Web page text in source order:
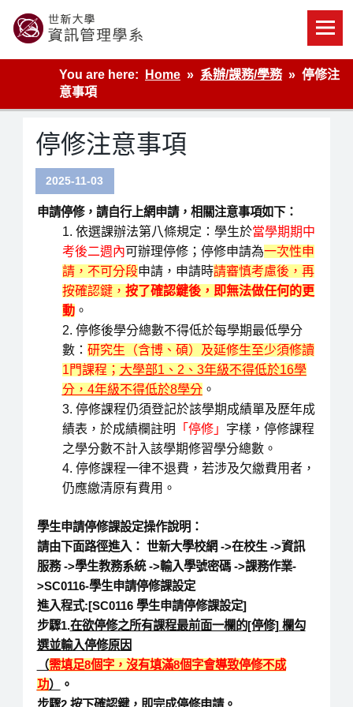
content
世新大學資管系網站
You are here:
Home 系辦/課務/學務
停修注
意事項
停修注意事項
2025-11-03
申請停修，請自行上網申請，相關注意事項如下：
依選課辦法第八條規定：學生於當學期期中
考後二週內可辦理停修；停修申請為一次性申
請，不可分段申請，申請時請審慎考慮後，再
按確認鍵， 按了確認鍵後，即無法做任何的更
動。
停修後學分總數不得低於每學期最低學分
數： 研究生（含博、碩）及延修生至少須修讀
1門課程； 大學部1、2、3年級不得低於16學
分，4年級不得低於8學分。
停修課程仍須登記於該學期成績單及歷年成
績表，於成績欄註明 「停修」 字樣，停修課程
之學分數不計入該學期修習學分總數。
停修課程一律不退費，若涉及欠繳費用者，
仍應繳清原有費用。
學生申請停修課設定操作說明：
請由下面路徑進入： 世新大學校網 ->在校生 ->資訊
服務 ->學生教務系統 ->輸入學號密碼 ->課務作業-
>SC0116-學生申請停修課設定
進入程式:[SC0116 學生申請停修課設定]
步驟1.在欲停修之所有課程最前面一欄的[停修] 欄勾
選並輸入停修原因
（需填足8個字，沒有填滿8個字會導致停修不成
功）
。